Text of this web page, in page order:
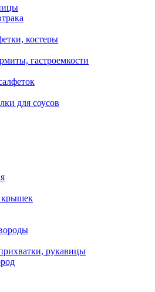
костеры
гастроемкости
для соусов
крышек
рукавицы